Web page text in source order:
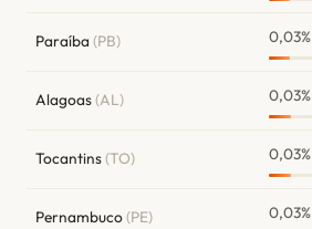
Paraíba (PB) 0,03%
Alagoas(AL) 0,03%
Tocantins(TO) 0,03%
Pernambuco(PE) 0,03%